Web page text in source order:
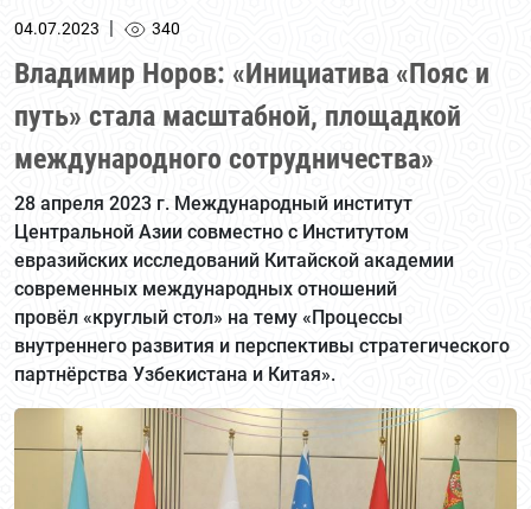
04.07.2023 | 340
Владимир Норов: «Инициатива «Пояс и
путь» стала масштабной, площадкой
международного сотрудничества»
28 апреля 2023 г. Международный институт
Центральной Азии совместно с Институтом
евразийских исследований Китайской академии
современных международных отношений
провёл «круглый стол» на тему «Процессы
внутреннего развития и перспективы стратегического
партнёрства Узбекистана и Китая».